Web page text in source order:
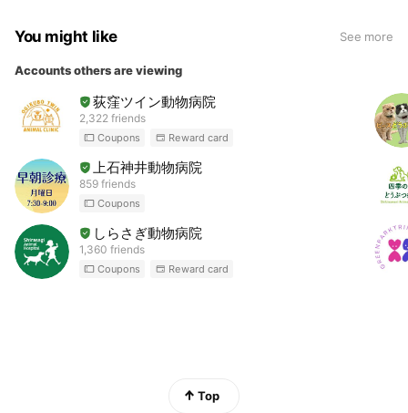
You might like See more
Accounts others are viewing
荻窪ツイン動物病院
2,322 friends
Coupons Reward card
上石神井動物病院
859 friends
Coupons
しらさぎ動物病院
1,360 friends
Coupons Reward card
Top